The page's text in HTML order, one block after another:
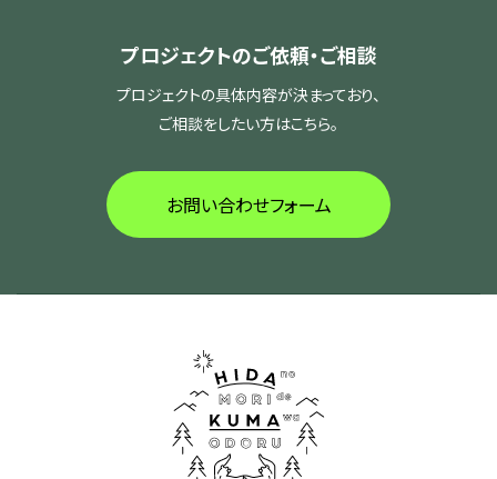
プロジェクトのご依頼・ご相談
プロジェクトの具体内容が決まっており、
ご相談をしたい方はこちら。
お問い合わせフォーム